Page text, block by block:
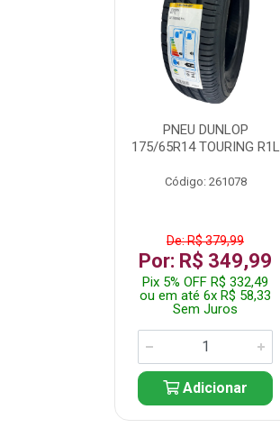
PNEU DUNLOP
175/65R14 TOURING R1L
Código: 261078
De: R$ 379,99
Por: R$ 349,99
Pix 5% OFF R$ 332,49
ou em até 6x R$ 58,33
Sem Juros
Adicionar